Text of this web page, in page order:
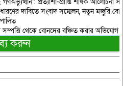
প্রত্যাশা-প্রাপ্তি শীর্ষক আলোচনা
দাবিতে সংবাদ সম্মেলন, নতুন মজুরি
সম্পত্তি থেকে বোনদের বঞ্চিত করার অভিযোগ
করুন